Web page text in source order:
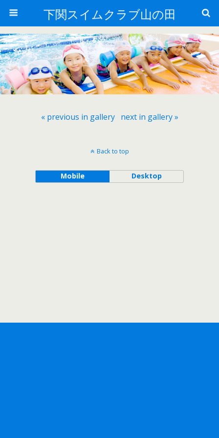
下関スイムクラブ山の田
« previous in gallery next in gallery »
Back to top
Mobile Desktop